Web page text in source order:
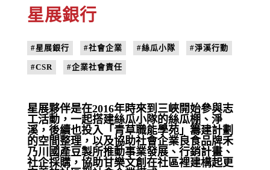
星展銀行
#星展銀行 #社會企業 #絲瓜小隊 #淨溪行動
#CSR #企業社會責任
星展夥伴是在2016年時來到三峽開始參與志
工活動，一起搭建絲瓜小隊的絲瓜棚、淨
溪，後續也投入「青草職能學苑」籌建計劃
的空間整理，以及協助社會企業良食品牌禾
乃川國產豆製所推動事業發展、行銷計畫、
社企採購，協助甘樂文創在社區裡建構起更